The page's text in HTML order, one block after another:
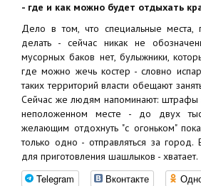
- где и как можно будет отдыхать
Дело в том, что специальные
делать - сейчас никак не
мусорных баков нет, булыжники,
где можно жечь костер - словно
таких территорий власти обещают
Сейчас же людям напоминают: штрафы
неположенном месте - до двух
желающим отдохнуть "с огоньком"
только одно - отправляться за город.
для приготовления шашлыков - хватает.
Telegram Вконтакте